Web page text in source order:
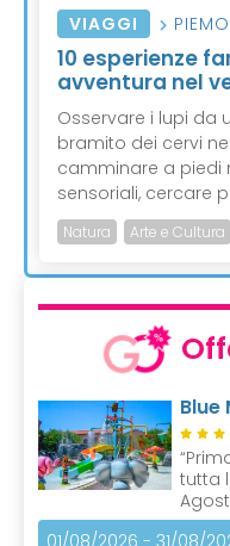
VIAGGI
10 esperienze
avventura nel
Osservare i lupi da
bramito dei cervi
camminare a piedi
sensoriali, cercare
Natura Arte e Cultura
Blue
tutta